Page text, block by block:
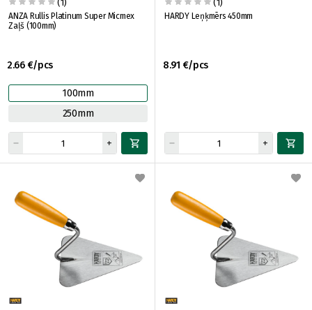
(1)
ANZA Rullis Platinum Super Micmex
Zaļš (100mm)
2.66 €/pcs
100mm
250mm
(1)
HARDY Leņķmērs 450mm
8.91 €/pcs